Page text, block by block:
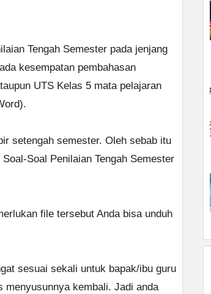
Tengah Semester pada jenjang
kesempatan pembahasan
UTS Kelas 5 mata pelajaran
setengah semester. Oleh sebab itu
Soal Penilaian Tengah Semester
file tersebut Anda bisa unduh
sesuai sekali untuk bapak/ibu guru
menyusunnya kembali. Jadi anda